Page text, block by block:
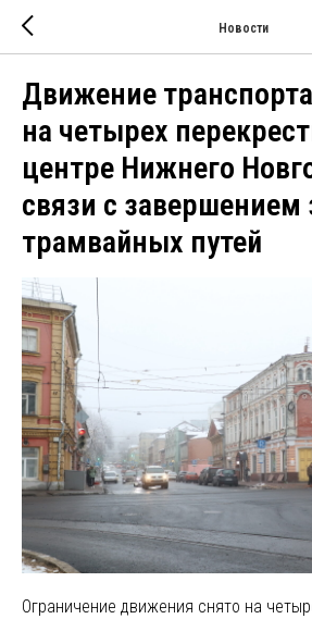
Новости
Движение
на четырех
центре Нижнего
связи с
трамвайных путей
Ограничение движения снято на